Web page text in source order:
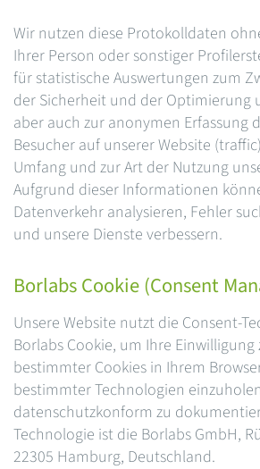
Wir nutzen diese Protokolldaten
Ihrer Person oder sonstiger
für statistische Auswertungen zum
der Sicherheit und der Optimierung
aber auch zur anonymen Erfassung
Besucher auf unserer Website
Umfang und zur Art der Nutzung
Aufgrund dieser Informationen
Datenverkehr analysieren, Fehler
und unsere Dienste verbessern.
Borlabs Cookie (Consent
Unsere Website nutzt die Consent-
Borlabs Cookie, um Ihre
bestimmter Cookies in Ihrem
bestimmter Technologien
datenschutzkonform zu
Technologie ist die Borlabs GmbH,
22305 Hamburg, Deutschland.